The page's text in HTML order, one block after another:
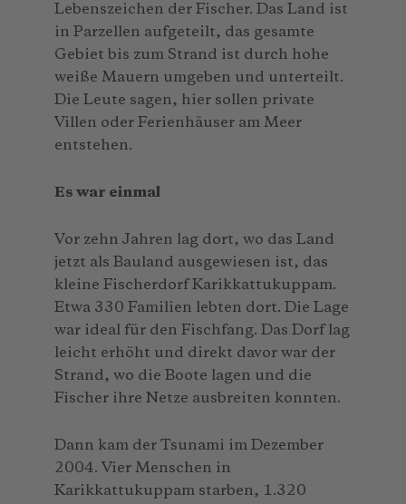
Lebenszeichen der Fischer. Das Land ist
in Parzellen aufgeteilt, das gesamte
Gebiet bis zum Strand ist durch hohe
weiße Mauern umgeben und unterteilt.
Die Leute sagen, hier sollen private
Villen oder Ferienhäuser am Meer
entstehen.
Es war einmal
Vor zehn Jahren lag dort, wo das Land
jetzt als Bauland ausgewiesen ist, das
kleine Fischerdorf Karikkattukuppam.
Etwa 330 Familien lebten dort. Die Lage
war ideal für den Fischfang. Das Dorf lag
leicht erhöht und direkt davor war der
Strand, wo die Boote lagen und die
Fischer ihre Netze ausbreiten konnten.
Dann kam der Tsunami im Dezember
2004. Vier Menschen in
Karikkattukuppam starben, 1.320